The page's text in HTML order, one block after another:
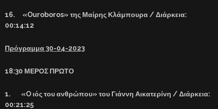
16. «Ouroboros» της Μαίρης Κλάμπουρα / Διάρκεια:
00:14:12
Πρόγραμμα 30-04-2023
18:30 ΜΕΡΟΣ ΠΡΩΤΟ
1. «O ιός του ανθρώπου» του Γιάννη Αικατερίνη / Διάρκεια:
00:21:25